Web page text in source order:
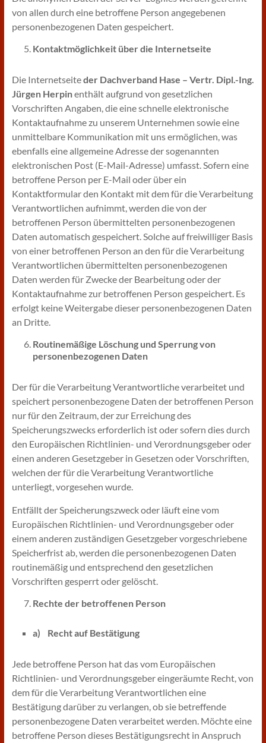
von allen durch eine betroffene Person angegebenen
personenbezogenen Daten gespeichert.
Kontaktmöglichkeit über die Internetseite
Die Internetseiteder Dachverband Hase – Vertr. Dipl.-Ing.
Jürgen Herpinenthält aufgrund von gesetzlichen
Vorschriften Angaben, die eine schnelle elektronische
Kontaktaufnahme zu unserem Unternehmen sowie eine
unmittelbare Kommunikation mit uns ermöglichen, was
ebenfalls eine allgemeine Adresse der sogenannten
elektronischen Post (E-Mail-Adresse) umfasst. Sofern eine
betroffene Person per E-Mail oder über ein
Kontaktformular den Kontakt mit dem für die Verarbeitung
Verantwortlichen aufnimmt, werden die von der
betroffenen Person übermittelten personenbezogenen
Daten automatisch gespeichert. Solche auf freiwilliger Basis
von einer betroffenen Person an den für die Verarbeitung
Verantwortlichen übermittelten personenbezogenen
Daten werden für Zwecke der Bearbeitung oder der
Kontaktaufnahme zur betroffenen Person gespeichert. Es
erfolgt keine Weitergabe dieser personenbezogenen Daten
an Dritte.
Routinemäßige Löschung und Sperrung von
personenbezogenen Daten
Der für die Verarbeitung Verantwortliche verarbeitet und
speichert personenbezogene Daten der betroffenen Person
nur für den Zeitraum, der zur Erreichung des
Speicherungszwecks erforderlich ist oder sofern dies durch
den Europäischen Richtlinien- und Verordnungsgeber oder
einen anderen Gesetzgeber in Gesetzen oder Vorschriften,
welchen der für die Verarbeitung Verantwortliche
unterliegt, vorgesehen wurde.
Entfällt der Speicherungszweck oder läuft eine vom
Europäischen Richtlinien- und Verordnungsgeber oder
einem anderen zuständigen Gesetzgeber vorgeschriebene
Speicherfrist ab, werden die personenbezogenen Daten
routinemäßig und entsprechend den gesetzlichen
Vorschriften gesperrt oder gelöscht.
Rechte der betroffenen Person
a) Recht auf Bestätigung
Jede betroffene Person hat das vom Europäischen
Richtlinien- und Verordnungsgeber eingeräumte Recht, von
dem für die Verarbeitung Verantwortlichen eine
Bestätigung darüber zu verlangen, ob sie betreffende
personenbezogene Daten verarbeitet werden. Möchte eine
betroffene Person dieses Bestätigungsrecht in Anspruch